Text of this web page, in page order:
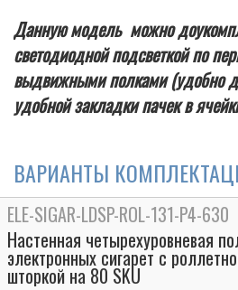
Данную модель можно
светодиодной подсветкой по
выдвижными полками (удобно
удобной закладки пачек в
ВАРИАНТЫ
ELE-SIGAR-LDSP-ROL-131-P4-630
Настенная четырехуровневая
электронных сигарет с
шторкой на 80 SKU